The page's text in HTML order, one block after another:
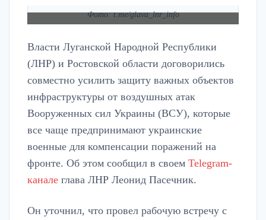
Фото: t.me/glava_lnr_info
Власти Луганской Народной Республики
(ЛНР) и Ростовской области договорились
совместно усилить защиту важных объектов
инфраструктуры от воздушных атак
Вооруженных сил Украины (ВСУ), которые
все чаще предпринимают украинские
военные для компенсации поражений на
фронте. Об этом сообщил в своем Telegram-
канале глава ЛНР Леонид Пасечник.
Он уточнил, что провел рабочую встречу с